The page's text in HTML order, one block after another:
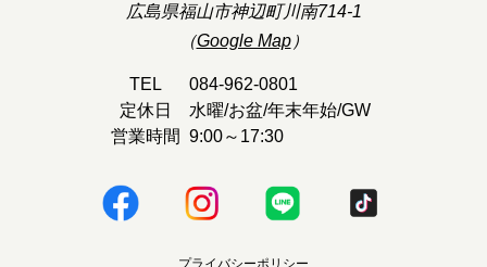
広島県福山市神辺町川南714-1
（Google Map）
TEL
084-962-0801
定休日
水曜/お盆/年末年始/GW
営業時間 9:00～17:30
プライバシーポリシー